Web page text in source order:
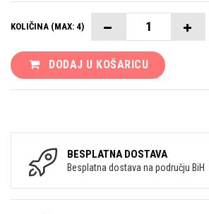
KOLIČINA (MAX: 4)
DODAJ U KOŠARICU
BESPLATNA DOSTAVA
Besplatna dostava na području BiH